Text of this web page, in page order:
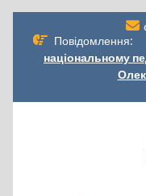
до
вмісту
Повідомлення:
національному